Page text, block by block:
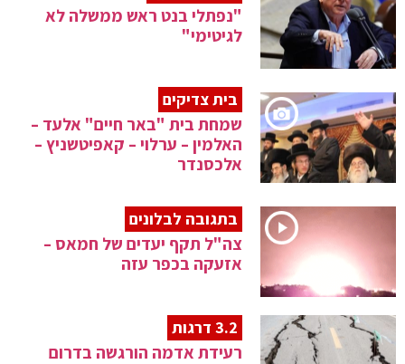
"נפתלי בנט ראש ממשלה לא
לגיטימי"
בית צדיקים
שמחת בית "באר חיים" אלעד –
האלמין – ערלוי – קאפיטשניץ –
אלכסנדר
בתגובה לבלונים
צה"ל תקף יעדים של חמאס –
אזעקה בכפר עזה
3.2 דרגות
רעידת אדמה הורגשה בדרום